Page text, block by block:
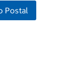
Postal